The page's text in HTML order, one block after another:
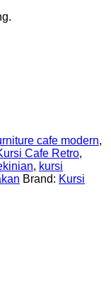
cafe modern,
Cafe Retro,
, kursi
Brand: Kursi